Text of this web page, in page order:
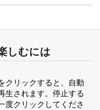
しむには
クリックすると、自動
生されます。停止する
度クリックしてくださ